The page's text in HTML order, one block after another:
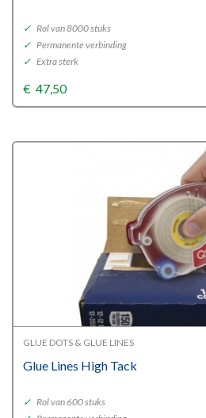
✓ Rol van 8000 stuks
✓ Permanente verbinding
✓ Extra sterk
€ 47,50
GLUE DOTS & GLUE LINES
Glue Lines High Tack
✓ Rol van 600 stuks